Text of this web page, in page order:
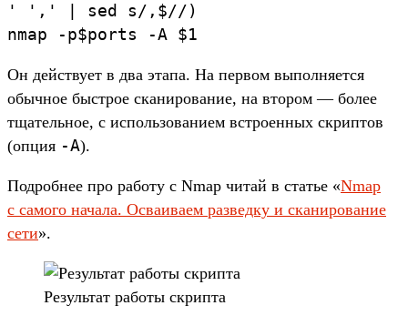
'
', ' sed s/, $//)
nmap
-p$ports -A $1
Он дей­ству­ет в два эта­па. На пер­вом выпол­няет­ся
обыч­ное быс­трое ска­ниро­вание, на вто­ром — более
тща­тель­ное, с исполь­зовани­ем встро­енных скрип­тов
(опция -A).
Под­робнее про работу с Nmap читай в статье «Nmap
с самого начала. Осва­иваем раз­ведку и ска­ниро­вание
сети».
Ре­зуль­тат работы скрип­та